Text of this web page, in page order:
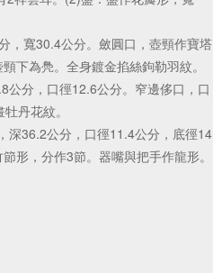
寬30.4公分。斂圓口，壺頸作寶塔
下為鳧。全身鍍金掐絲鉤勒羽紋。
分，口徑12.6公分。窄邊侈口，口
丹花紋。
36.2公分，口徑11.4公分，底徑14
形，分作3節。器嘴與把手作龍形。